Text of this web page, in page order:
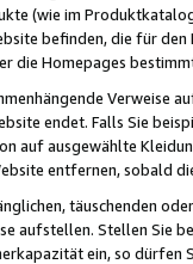
(wie im
befinden, die für
die Homepages
endet. Falls Sie
auf ausgewählte
entfernen, sobald
täuschenden
aufstellen. Stellen Sie
ein, so dürfen